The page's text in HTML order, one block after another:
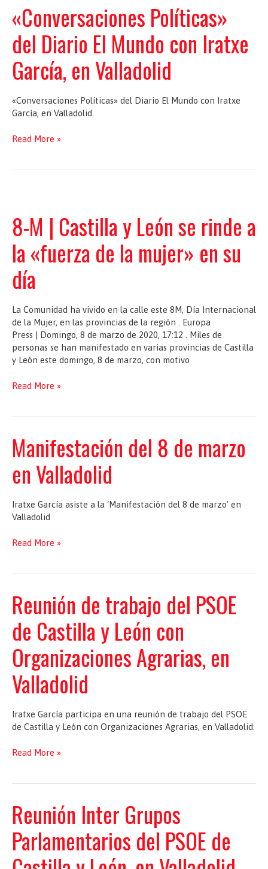
la
Vicepresidenta
de
las
Cortes
de
Ana
Sánchez
«Conversaciones Políticas»
del Diario El Mundo con Iratxe
García, en Valladolid
«Conversaciones Políticas» del Diario El Mundo con Iratxe
García, en Valladolid.
«Conversaciones
Iratxe
García,
en
Valladolid
Read More »
8-M | Castilla y León se rinde a
la «fuerza de la mujer» en su
día
La Comunidad ha vivido en la calle este 8M, Día Internacional
de la Mujer, en las provincias de la región . Europa
Press | Domingo, 8 de marzo de 2020, 17:12 . Miles de
personas se han manifestado en varias provincias de Castilla
y León este domingo, 8 de marzo, con motivo
8-
León
se
rinde
a
«fuerza
de
mujer»
su
Read More »
Manifestación del 8 de marzo
en Valladolid
Iratxe García asiste a la ‘Manifestación del 8 de marzo’ en
Valladolid
Manifestación
en
Valladolid
Read More »
Reunión de trabajo del PSOE
de Castilla y León con
Organizaciones Agrarias, en
Valladolid
Iratxe García participa en una reunión de trabajo del PSOE
de Castilla y León con Organizaciones Agrarias, en Valladolid.
Reunión
de
Castilla
León
con
Read More »
Reunión Inter Grupos
Parlamentarios del PSOE de